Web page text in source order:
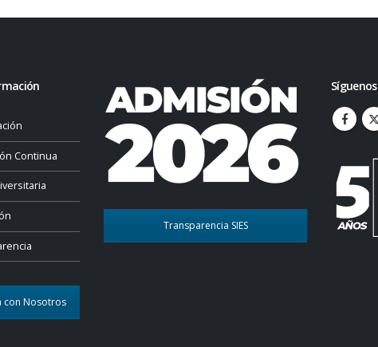
Continua
con Nosotros
Transparencia SIES
Síguenos